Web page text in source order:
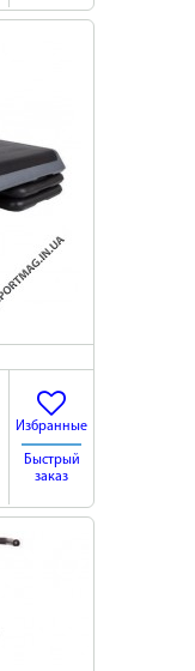
Избранные
Быстрый
заказ